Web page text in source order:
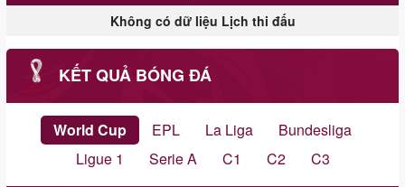
Không có dữ liệu Lịch thi đấu
KẾT QUẢ BÓNG ĐÁ
World Cup EPL La Liga
Bundesliga
Ligue 1
Serie A C1 C2 C3